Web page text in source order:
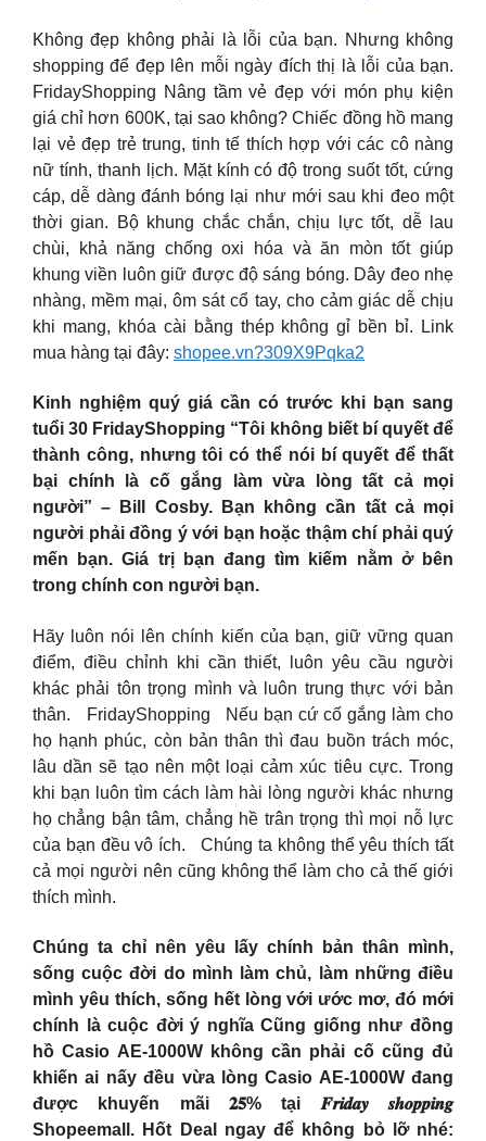
Không đẹp không phải là lỗi của bạn. Nhưng không
shopping để đẹp lên mỗi ngày đích thị là lỗi của bạn.
FridayShopping Nâng tầm vẻ đẹp với món phụ kiện
giá chỉ hơn 600K, tại sao không? Chiếc đồng hồ mang
lại vẻ đẹp trẻ trung, tinh tế thích hợp với các cô nàng
nữ tính, thanh lịch. Mặt kính có độ trong suốt tốt, cứng
cáp, dễ dàng đánh bóng lại như mới sau khi đeo một
thời gian. Bộ khung chắc chắn, chịu lực tốt, dễ lau
chùi, khả năng chống oxi hóa và ăn mòn tốt giúp
khung viền luôn giữ được độ sáng bóng. Dây đeo nhẹ
nhàng, mềm mại, ôm sát cổ tay, cho cảm giác dễ chịu
khi mang, khóa cài bằng thép không gỉ bền bỉ. Link
mua hàng tại đây: shopee.vn?309X9Pqka2
Kinh nghiệm quý giá cần có trước khi bạn sang
tuổi 30 FridayShopping “Tôi không biết bí quyết để
thành công, nhưng tôi có thể nói bí quyết để thất
bại chính là cố gắng làm vừa lòng tất cả mọi
người” – Bill Cosby. Bạn không cần tất cả mọi
người phải đồng ý với bạn hoặc thậm chí phải quý
mến bạn. Giá trị bạn đang tìm kiếm nằm ở bên
trong chính con người bạn.
Hãy luôn nói lên chính kiến của bạn, giữ vững quan
điểm, điều chỉnh khi cần thiết, luôn yêu cầu người
khác phải tôn trọng mình và luôn trung thực với bản
thân. FridayShopping Nếu bạn cứ cố gắng làm cho
họ hạnh phúc, còn bản thân thì đau buồn trách móc,
lâu dần sẽ tạo nên một loại cảm xúc tiêu cực. Trong
khi bạn luôn tìm cách làm hài lòng người khác nhưng
họ chẳng bận tâm, chẳng hề trân trọng thì mọi nỗ lực
của bạn đều vô ích. Chúng ta không thể yêu thích tất
cả mọi người nên cũng không thể làm cho cả thế giới
thích mình.
Chúng ta chỉ nên yêu lấy chính bản thân mình,
sống cuộc đời do mình làm chủ, làm những điều
mình yêu thích, sống hết lòng với ước mơ, đó mới
chính là cuộc đời ý nghĩa Cũng giống như đồng
hồ Casio AE-1000W không cần phải cố cũng đủ
khiến ai nấy đều vừa lòng Casio AE-1000W đang
được khuyến mãi 𝟐𝟓% tại 𝑭𝒓𝒊𝒅𝒂𝒚 𝒔𝒉𝒐𝒑𝒑𝒊𝒏𝒈
Shopeemall. Hốt Deal ngay để không bỏ lỡ nhé: